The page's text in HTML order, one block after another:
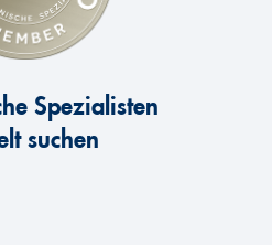
Spezialisten
suchen